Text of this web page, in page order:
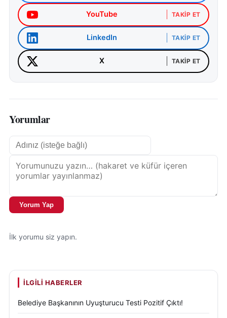
YouTube TAKIP ET
LinkedIn TAKIP ET
X TAKIP ET
Yorumlar
Yorum Yap
İlk yorumu siz yapın.
İLGILI HABERLER
Belediye Başkanının Uyuşturucu Testi Pozitif Çıktı!